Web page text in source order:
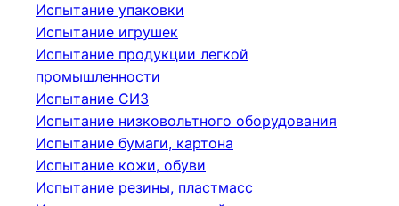
Испытание упаковки
Испытание игрушек
Испытание продукции легкой
промышленности
Испытание СИЗ
Испытание низковольтного оборудования
Испытание бумаги, картона
Испытание кожи, обуви
Испытание резины, пластмасс